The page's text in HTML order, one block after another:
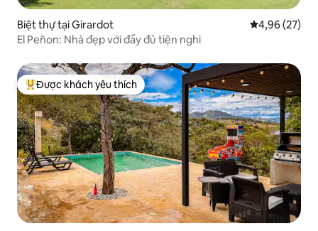
Biệt thự tại Girardot Xếp hạng
4,96 (27)
El Peñon: Nhà đẹp với đầy đủ tiện nghi
Được khách yêu thích nhất
Được khách yêu thích